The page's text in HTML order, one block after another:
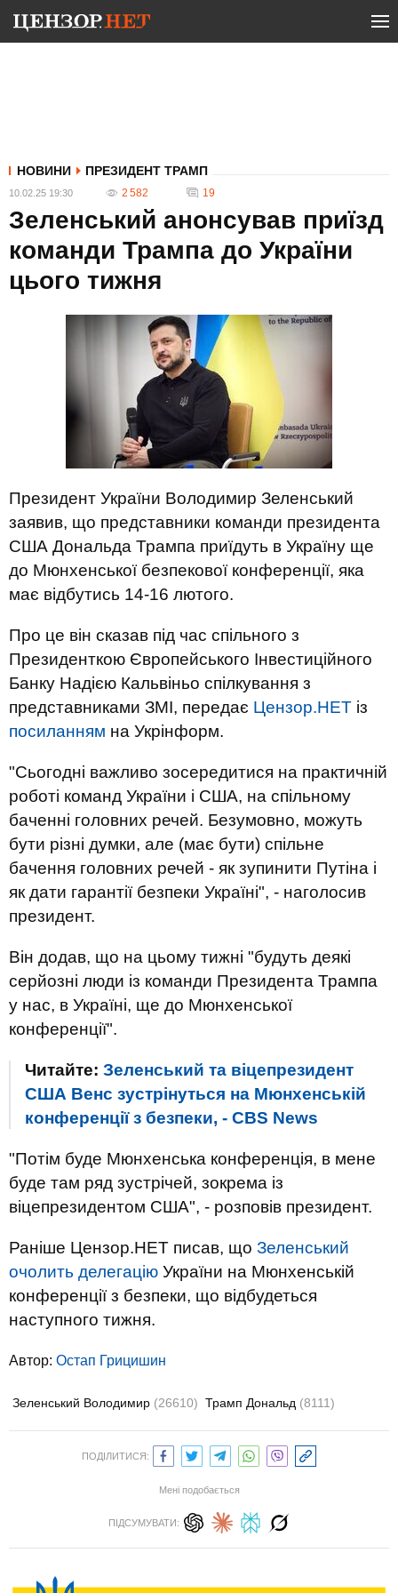
НОВИНИ ПРЕЗИДЕНТ ТРАМП
10.02.25 19:30 2 582 19
Зеленський анонсував приїзд
команди Трампа до України
цього тижня
Президент України Володимир Зеленський
заявив, що представники команди президента
США Дональда Трампа приїдуть в Україну ще
до Мюнхенської безпекової конференції, яка
має відбутись 14-16 лютого.
Про це він сказав під час спільного з
Президенткою Європейського Інвестиційного
Банку Надією Кальвіньо спілкування з
представниками ЗМІ, передає Цензор.НЕТ із
посиланням на Укрінформ.
"Сьогодні важливо зосередитися на практичній
роботі команд України і США, на спільному
баченні головних речей. Безумовно, можуть
бути різні думки, але (має бути) спільне
бачення головних речей - як зупинити Путіна і
як дати гарантії безпеки Україні", - наголосив
президент.
Він додав, що на цьому тижні "будуть деякі
серйозні люди із команди Президента Трампа
у нас, в Україні, ще до Мюнхенської
конференції".
Читайте: Зеленський та віцепрезидент
США Венс зустрінуться на Мюнхенській
конференції з безпеки, - CBS News
"Потім буде Мюнхенська конференція, в мене
буде там ряд зустрічей, зокрема із
віцепрезидентом США", - розповів президент.
Раніше Цензор.НЕТ писав, що Зеленський
очолить делегацію України на Мюнхенській
конференції з безпеки, що відбудеться
наступного тижня.
Автор: Остап Грицишин
Зеленський Володимир (26610) Трамп Дональд (8111)
ПОДІЛИТИСЯ:
Мені подобається
ПІДСУМУВАТИ: